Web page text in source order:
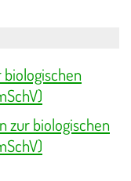
biologischen
zur biologischen